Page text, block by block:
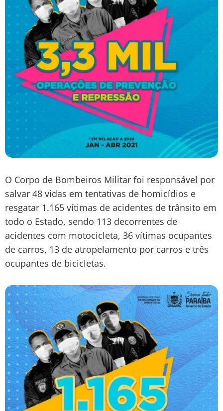
O Corpo de Bombeiros Militar foi responsável por
salvar 48 vidas em tentativas de homicídios e
resgatar 1.165 vítimas de acidentes de trânsito em
todo o Estado, sendo 113 decorrentes de
acidentes com motocicleta, 36 vítimas ocupantes
de carros, 13 de atropelamento por carros e três
ocupantes de bicicletas.